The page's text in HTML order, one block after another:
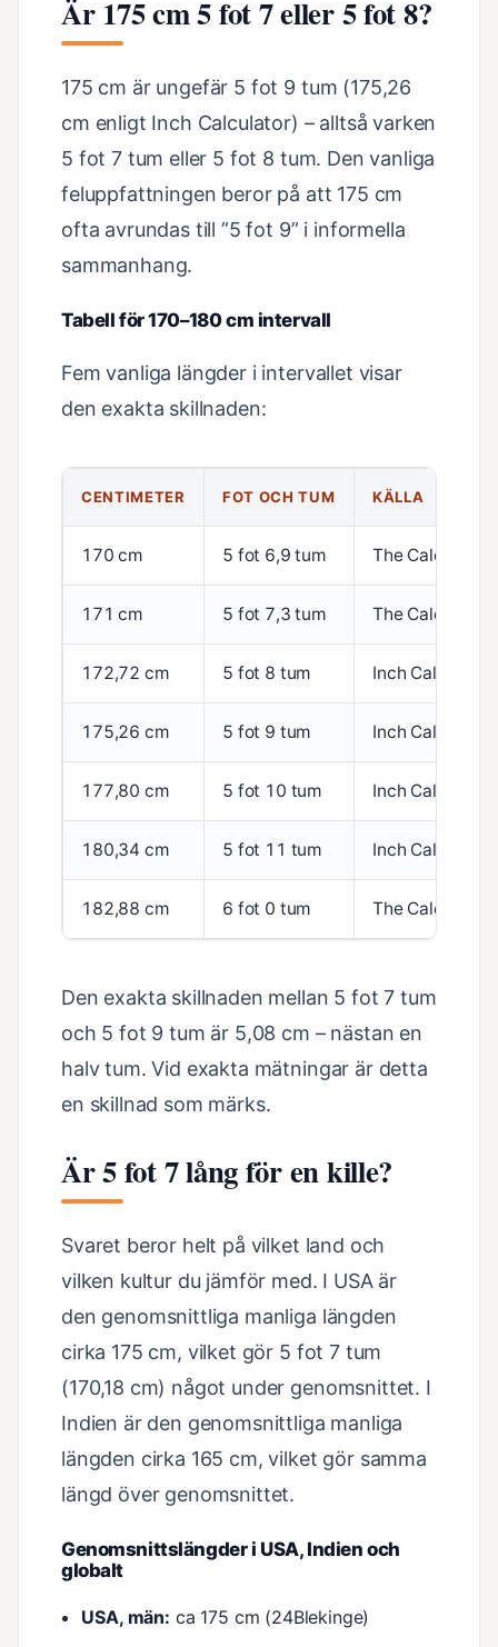
Är 175 cm 5 fot 7 eller 5 fot 8?
175 cm är ungefär 5 fot 9 tum (175,26
cm enligt Inch Calculator) – alltså varken
5 fot 7 tum eller 5 fot 8 tum. Den vanliga
feluppfattningen beror på att 175 cm
ofta avrundas till ”5 fot 9” i informella
sammanhang.
Tabell för 170–180 cm intervall
Fem vanliga längder i intervallet visar
den exakta skillnaden:
CENTIMETER FOT OCH TUM KÄLLA
170 cm 5 fot 6,9 tum The Calculator
171 cm 5 fot 7,3 tum The Calculator
172,72 cm 5 fot 8 tum Inch Calculator
175,26 cm 5 fot 9 tum Inch Calculator
177,80 cm 5 fot 10 tum Inch Calculator
180,34 cm 5 fot 11 tum Inch Calculator
182,88 cm 6 fot 0 tum The Calculator
Den exakta skillnaden mellan 5 fot 7 tum
och 5 fot 9 tum är 5,08 cm – nästan en
halv tum. Vid exakta mätningar är detta
en skillnad som märks.
Är 5 fot 7 lång för en kille?
Svaret beror helt på vilket land och
vilken kultur du jämför med. I USA är
den genomsnittliga manliga längden
cirka 175 cm, vilket gör 5 fot 7 tum
(170,18 cm) något under genomsnittet. I
Indien är den genomsnittliga manliga
längden cirka 165 cm, vilket gör samma
längd över genomsnittet.
Genomsnittslängder i USA, Indien och
globalt
USA, män: ca 175 cm (24Blekinge)